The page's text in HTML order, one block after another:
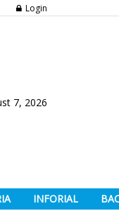
Login
7, 2026
INFORIAL